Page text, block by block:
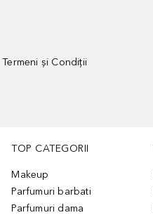
Termeni și Condiții
TOP CATEGORII
Makeup
Parfumuri barbati
Parfumuri dama